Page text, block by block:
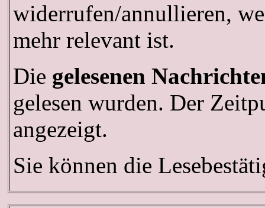
widerrufen/annullieren,
mehr relevant ist.
Die gelesenen
gelesen wurden. Der
angezeigt.
Sie können die